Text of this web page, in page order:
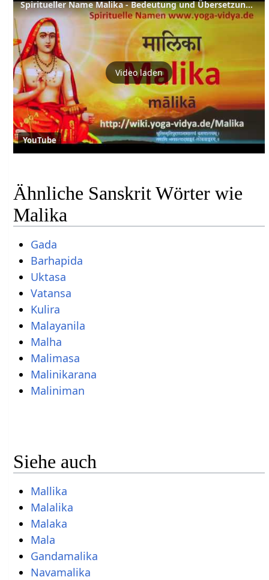
Spiritueller Name Malika - Bedeutung und Übersetzung aus dem Sanskrit
Video laden
YouTube
Ähnliche Sanskrit Wörter wie
Malika
Gada
Barhapida
Uktasa
Vatansa
Kulira
Malayanila
Malha
Malimasa
Malinikarana
Maliniman
Siehe auch
Mallika
Malalika
Malaka
Mala
Gandamalika
Navamalika